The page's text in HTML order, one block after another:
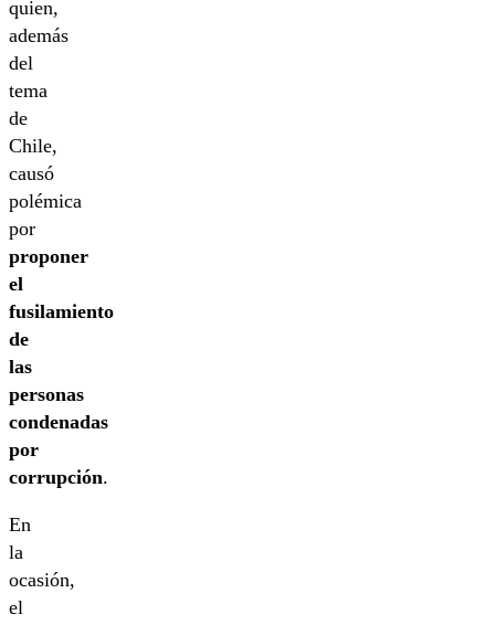
quien,
además
del
tema
de
Chile,
causó
polémica
por
proponer
el
fusilamiento
de
las
personas
condenadas
por
corrupción.
En
la
ocasión,
el